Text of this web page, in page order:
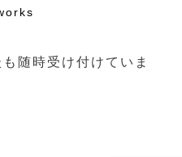
随時受け付けていま